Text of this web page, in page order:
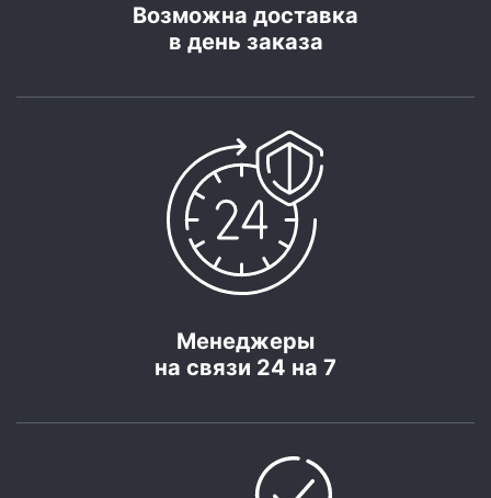
Возможна доставка
в день заказа
Менеджеры
на связи 24 на 7